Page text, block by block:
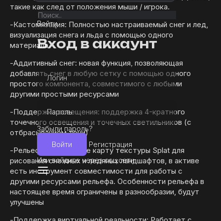
Войти
Вход в аккаунт
Логин
Пароль
Забыли пароль?
Войти
Регистрация
Или войдите через соц.сети
такие как след от положения мыши / игрока.
-Кастомизация: Полностью настраиваемый снег и лед,
визуализация снега и льда с помощью одного
материала
-Аддитивный снег: новая функция, позволяющая
добавлять снег в любую сетку с помощью одного
простого компонента, совместимого с любыми
другими простыми ресурсами
-Поддержка освещения: поддержка 4-кратного
точечного освещения и точечных светильников (с
отбрасыванием тени)
-Рельеф: Используйте карту текстуры Splat для
рисования снежных и ледяных ландшафтов, в активе
есть инструмент совместимости для работы с
другими ресурсами рельефа. Особенности рельефа в
настоящее время ограничены в разнообразии, будут
улучшены